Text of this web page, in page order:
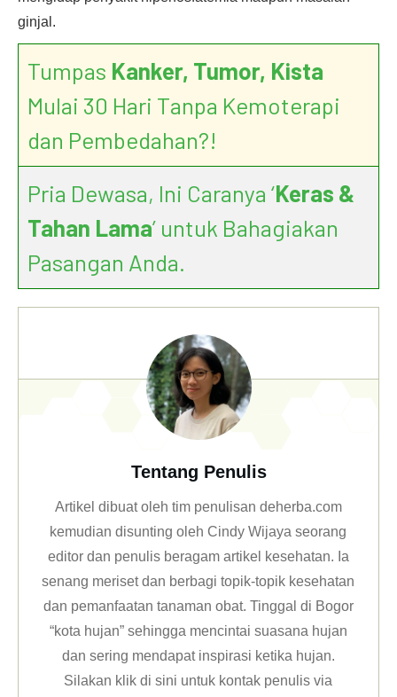
ginjal.
Tumpas Kanker, Tumor, Kista
Mulai 30 Hari Tanpa Kemoterapi
dan Pembedahan?!
Pria Dewasa, Ini Caranya ‘Keras &
Tahan Lama’ untuk Bahagiakan
Pasangan Anda.
Tentang Penulis
Artikel dibuat oleh tim penulisan deherba.com
kemudian disunting oleh Cindy Wijaya seorang
editor dan penulis beragam artikel kesehatan. Ia
senang meriset dan berbagi topik-topik kesehatan
dan pemanfaatan tanaman obat. Tinggal di Bogor
“kota hujan” sehingga mencintai suasana hujan
dan sering mendapat inspirasi ketika hujan.
Silakan klikdi sini untuk kontak penulis via